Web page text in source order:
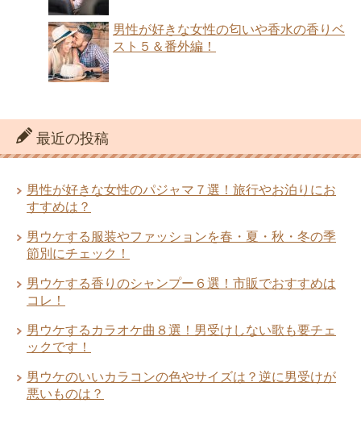
男性が好きな女性の匂いや香水の香りベ
スト５＆番外編！
最近の投稿
男性が好きな女性のパジャマ７選！旅行やお泊りにお
すすめは？
男ウケする服装やファッションを春・夏・秋・冬の季
節別にチェック！
男ウケする香りのシャンプー６選！市販でおすすめは
コレ！
男ウケするカラオケ曲８選！男受けしない歌も要チェ
ックです！
男ウケのいいカラコンの色やサイズは？逆に男受けが
悪いものは？